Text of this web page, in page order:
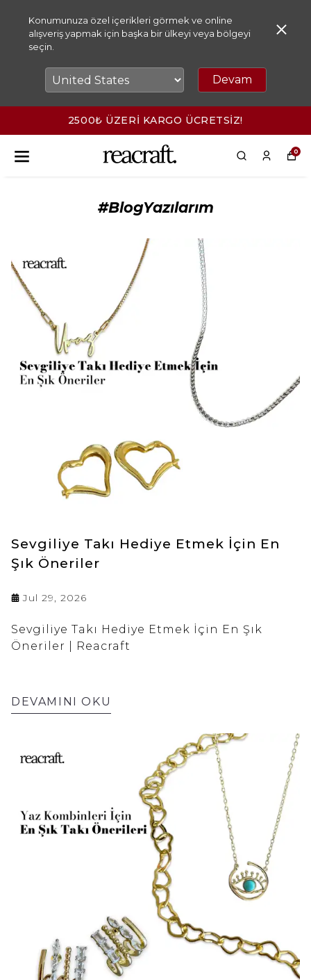
Konumunuza özel içerikleri görmek ve online
alışveriş yapmak için başka bir ülkeyi veya bölgeyi
seçin.
Devam
2500₺ ÜZERİ KARGO ÜCRETSİZ!
0
#BlogYazılarım
Sevgiliye Takı Hediye Etmek İçin En
Şık Öneriler
Jul 29, 2026
Sevgiliye Takı Hediye Etmek İçin En Şık
Öneriler | Reacraft
DEVAMINI OKU